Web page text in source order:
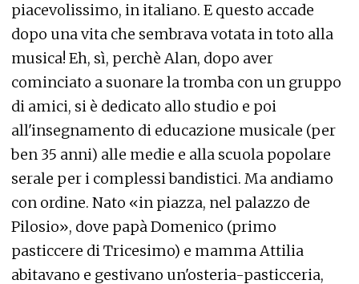
piacevolissimo, in italiano. E questo accade
dopo una vita che sembrava votata in toto alla
musica! Eh, sì, perchè Alan, dopo aver
cominciato a suonare la tromba con un gruppo
di amici, si è dedicato allo studio e poi
all'insegnamento di educazione musicale (per
ben 35 anni) alle medie e alla scuola popolare
serale per i complessi bandistici. Ma andiamo
con ordine. Nato «in piazza, nel palazzo de
Pilosio», dove papà Domenico (primo
pasticcere di Tricesimo) e mamma Attilia
abitavano e gestivano un'osteria-pasticceria,